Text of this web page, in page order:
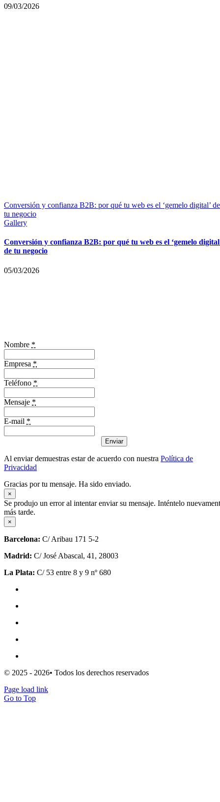
09/03/2026
Conversión y confianza B2B: por qué tu web es el ‘gemelo digital’ de
tu negocio
Gallery
Conversión y confianza B2B: por qué tu web es el ‘gemelo
de tu negocio
05/03/2026
Nombre *
Empresa *
Teléfono *
Mensaje *
E-mail *
Enviar
Al enviar demuestras estar de acuerdo con nuestra Política de
Privacidad
Gracias por tu mensaje. Ha sido enviado.
×
Se produjo un error al intentar enviar su mensaje. Inténtelo
más tarde.
×
Barcelona: C/ Aribau 171 5-2
Madrid: C/ José Abascal, 41, 28003
La Plata: C/ 53 entre 8 y 9 nº 680
© 2025 - 2026• Todos los derechos reservados
Page load link
Go to Top